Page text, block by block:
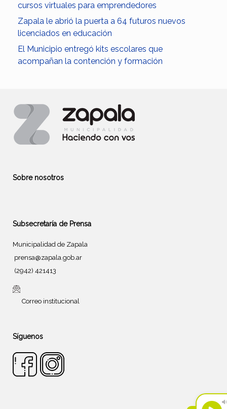
cursos virtuales para emprendedores
Zapala le abrió la puerta a 64 futuros nuevos
licenciados en educación
El Municipio entregó kits escolares que
acompañan la contención y formación
Sobre nosotros
Subsecretaría de Prensa
Municipalidad de Zapala
prensa@zapala.gob.ar
(2942) 421413
Correo institucional
Síguenos